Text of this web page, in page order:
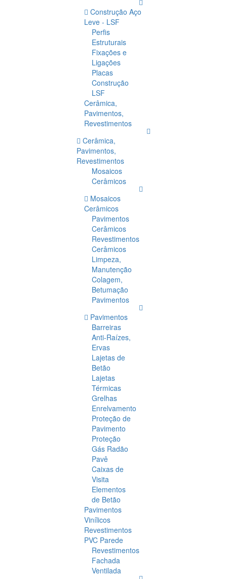
Construção Aço
Leve - LSF
Perfis
Estruturais
Fixações e
Ligações
Placas
Construção
LSF
Cerâmica,
Pavimentos,
Revestimentos
Cerâmica,
Pavimentos,
Revestimentos
Mosaicos
Cerâmicos
Mosaicos
Cerâmicos
Pavimentos
Cerâmicos
Revestimentos
Cerâmicos
Limpeza,
Manutenção
Colagem,
Betumação
Pavimentos
Pavimentos
Barreiras
Anti-Raízes,
Ervas
Lajetas de
Betão
Lajetas
Térmicas
Grelhas
Enrelvamento
Proteção de
Pavimento
Proteção
Gás Radão
Pavê
Caixas de
Visita
Elementos
de Betão
Pavimentos
Vinílicos
Revestimentos
PVC Parede
Revestimentos
Fachada
Ventilada